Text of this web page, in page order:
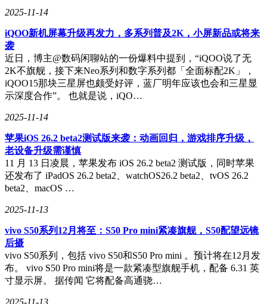
2025-11-14
iQOO新机屏幕升级再发力，多系列普及2K，小屏新品或将来
袭
近日，博主@数码闲聊站的一份爆料中提到，“iQOO说了无
2K不旗舰，接下来Neo系列和数字系列都「全面标配2K」，
iQOO15那块三星屏也颇受好评，蓝厂明年应该也会和三星显
示深度合作”。 也就是说，iQO…
2025-11-14
苹果iOS 26.2 beta2测试版来袭：动画回归，游戏排序升级，
老设备升级需谨慎
11 月 13 日凌晨，苹果发布 iOS 26.2 beta2 测试版，同时苹果
还发布了 iPadOS 26.2 beta2、watchOS26.2 beta2、tvOS 26.2
beta2、macOS …
2025-11-13
vivo S50系列12月将至：S50 Pro mini紧凑旗舰，S50配望远镜
后摄
vivo S50系列，包括 vivo S50和S50 Pro mini 。预计将在12月发
布。 vivo S50 Pro mini将是一款紧凑型旗舰手机，配备 6.31 英
寸显示屏。 据传闻 它将配备高通骁…
2025-11-13